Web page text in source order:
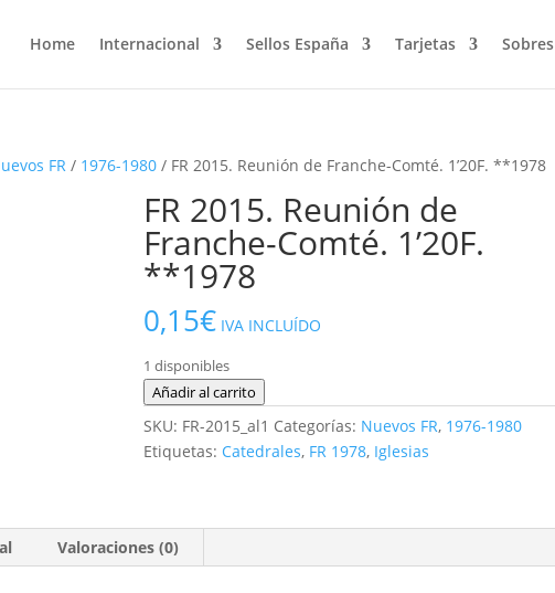
Home Internacional Sellos España Tarjetas Sobres
FR / 1976-1980 / FR 2015. Reunión de Franche-Comté. 1’20F. **1978
FR 2015. Reunión de
Franche-Comté. 1’20F.
**1978
0,15€ IVA INCLUÍDO
1 disponibles
FR
2015.
Reunión
1'20F.
**1978
Añadir al carrito
SKU: FR-2015_al1 Categorías: Nuevos FR, 1976-1980
Etiquetas: Catedrales, FR 1978, Iglesias
Valoraciones (0)